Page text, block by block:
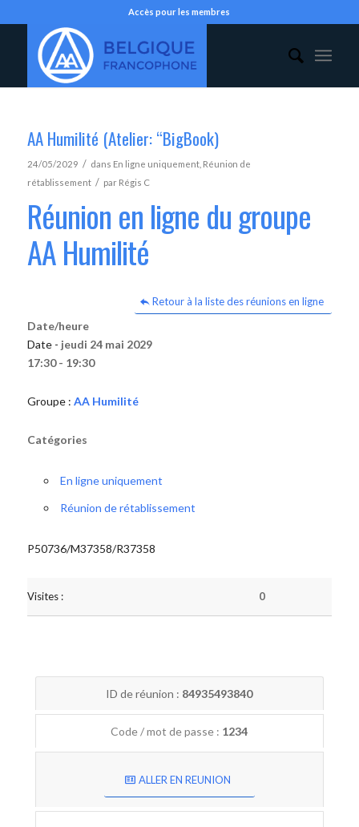
Accès pour les membres
AA Humilité (Atelier: “BigBook)
24/05/2029 / dans En ligne uniquement, Réunion de
rétablissement / par Régis C
Réunion en ligne du groupe
AA Humilité
Retour à la liste des réunions en ligne
Date/heure
Date - jeudi 24 mai 2029
17:30 - 19:30
Groupe : AA Humilité
Catégories
En ligne uniquement
Réunion de rétablissement
P50736/M37358/R37358
Visites : 0
ID de réunion : 84935493840
Code / mot de passe : 1234
ALLER EN REUNION